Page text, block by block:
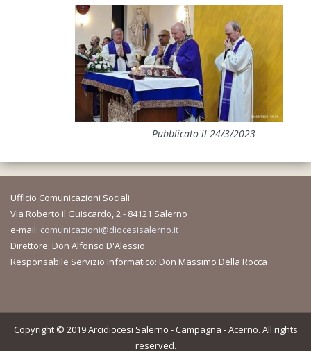
Pubblicato il 24/3/2023
Ufficio Comunicazioni Sociali
Via Roberto il Guiscardo, 2 - 84121 Salerno
e-mail: comunicazioni@diocesisalerno.it
Direttore: Don Alfonso D'Alessio
Responsabile Servizio Informatico: Don Massimo Della Rocca
Copyright © 2019 Arcidiocesi Salerno - Campagna - Acerno. All rights
reserved.